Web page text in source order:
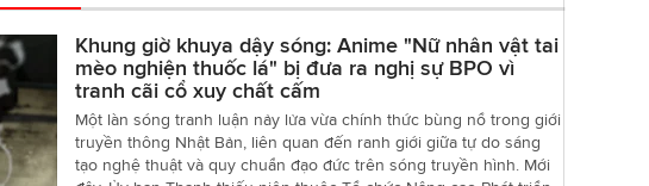
Khung giờ khuya dậy sóng: Anime "Nữ nhân vật tai
mèo nghiện thuốc lá" bị đưa ra nghị sự BPO vì
tranh cãi cổ xuy chất cấm
Một làn sóng tranh luận nảy lửa vừa chính thức bùng nổ trong giới
truyền thông Nhật Bản, liên quan đến ranh giới giữa tự do sáng
tạo nghệ thuật và quy chuẩn đạo đức trên sóng truyền hình. Mới